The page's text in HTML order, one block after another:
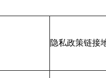
隐私政策链接